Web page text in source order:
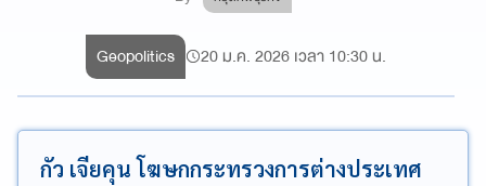
Geopolitics 20 ม.ค. 2026 เวลา 10:30 น.
กัว เจียคุน โฆษกกระทรวงการต่างประเทศ